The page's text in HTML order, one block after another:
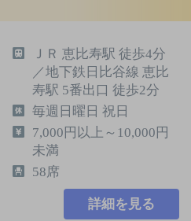
ＪＲ 恵比寿駅 徒歩4分
／地下鉄日比谷線 恵比
寿駅 5番出口 徒歩2分
毎週日曜日 祝日
7,000円以上～10,000円
未満
58席
詳細を見る